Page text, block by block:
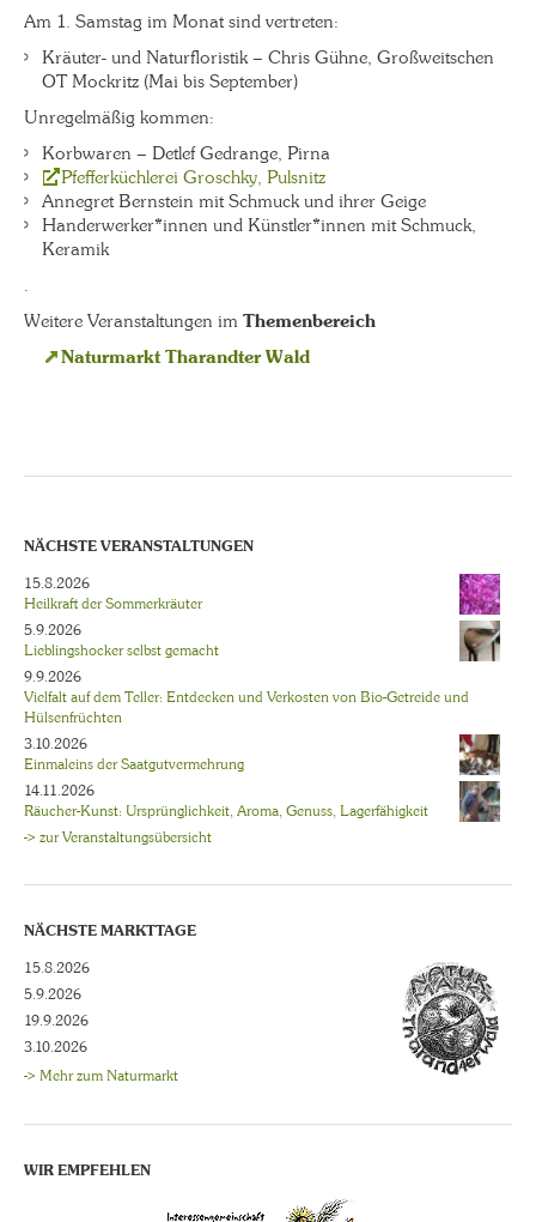
Am 1. Samstag im Monat sind vertreten:
Kräuter- und Naturfloristik – Chris Gühne, Großweitschen
OT Mockritz (Mai bis September)
Unregelmäßig kommen:
Korbwaren – Detlef Gedrange, Pirna
Pfefferküchlerei Groschky, Pulsnitz
Annegret Bernstein mit Schmuck und ihrer Geige
Handerwerker*innen und Künstler*innen mit Schmuck,
Keramik
.
Weitere Veranstaltungen im Themenbereich
Naturmarkt Tharandter Wald
NÄCHSTE VERANSTALTUNGEN
15.8.2026
Heilkraft der Sommerkräuter
5.9.2026
Lieblingshocker selbst gemacht
9.9.2026
Vielfalt auf dem Teller: Entdecken und Verkosten von Bio-Getreide und
Hülsenfrüchten
3.10.2026
Einmaleins der Saatgutvermehrung
14.11.2026
Räucher-Kunst: Ursprünglichkeit, Aroma, Genuss, Lagerfähigkeit
-> zur Veranstaltungsübersicht
NÄCHSTE MARKTTAGE
15.8.2026
5.9.2026
19.9.2026
3.10.2026
-> Mehr zum Naturmarkt
WIR EMPFEHLEN